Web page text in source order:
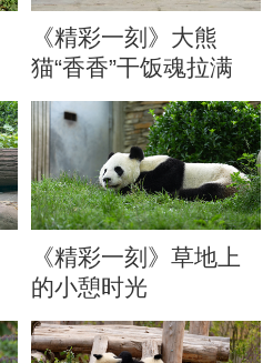
《精彩一刻》大熊
猫“香香”干饭魂拉满
《精彩一刻》草地上
的小憩时光